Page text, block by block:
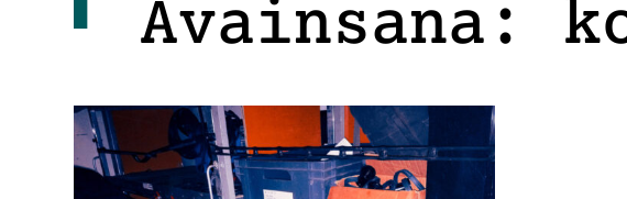
Avainsana: